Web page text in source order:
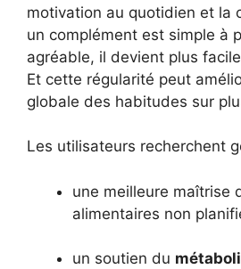
motivation au quotidien et la
un complément est simple à
agréable, il devient plus
Et cette régularité peut
globale des habitudes sur
Les utilisateurs recherchent
une meilleure maîtrise
alimentaires non
un soutien du